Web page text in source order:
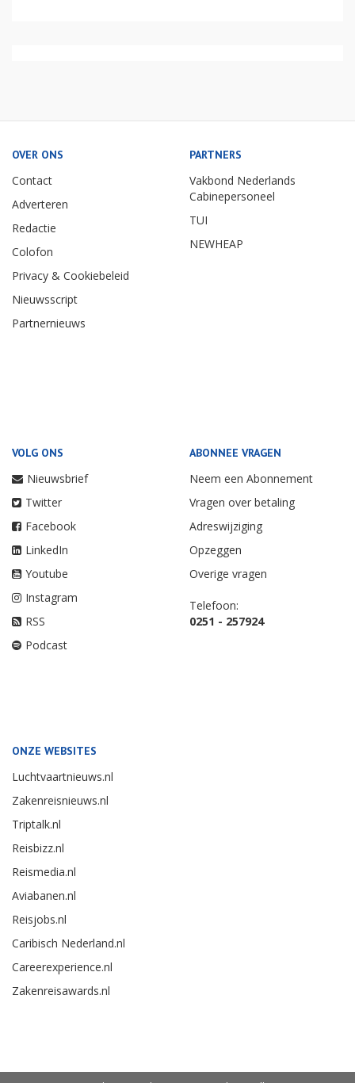
OVER ONS
Contact
Adverteren
Redactie
Colofon
Privacy & Cookiebeleid
Nieuwsscript
Partnernieuws
PARTNERS
Vakbond Nederlands
Cabinepersoneel
TUI
NEWHEAP
VOLG ONS
Nieuwsbrief
Twitter
Facebook
LinkedIn
Youtube
Instagram
RSS
Podcast
ABONNEE VRAGEN
Neem een Abonnement
Vragen over betaling
Adreswijziging
Opzeggen
Overige vragen
Telefoon:
0251 - 257924
ONZE WEBSITES
Luchtvaartnieuws.nl
Zakenreisnieuws.nl
Triptalk.nl
Reisbizz.nl
Reismedia.nl
Aviabanen.nl
Reisjobs.nl
Caribisch Nederland.nl
Careerexperience.nl
Zakenreisawards.nl